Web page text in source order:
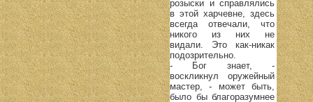
розыски и справлялись
в этой харчевне, здесь
всегда отвечали, что
никого из них не
видали. Это как-никак
подозрительно.
- Бог знает, -
воскликнул оружейный
мастер, - может быть,
было бы благоразумнее